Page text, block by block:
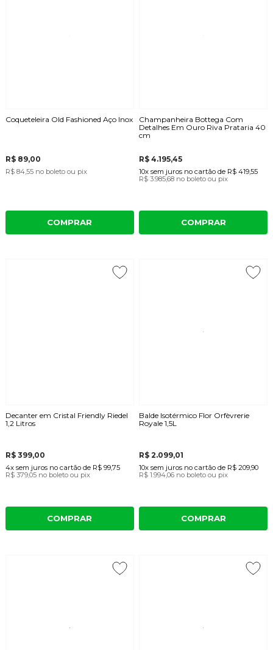
Coqueteleira Old Fashioned Aço Inox
R$ 89,00
R$ 84,55 no boleto ou pix
COMPRAR
Champanheira Bottega Com
Detalhes Em Ouro Riva Prataria 40
cm
R$ 4.195,45
10x sem juros no cartão de R$ 419,55
R$ 3.985,68 no boleto ou pix
COMPRAR
Decanter em Cristal Friendly Riedel
1,2 Litros
R$ 399,00
4x sem juros no cartãode R$ 99,75
R$ 379,05 no boleto ou pix
COMPRAR
Balde Isotérmico Flor Orfèvrerie
Royale 1,5L
R$ 2.099,01
10x sem juros no cartão de R$ 209,90
R$ 1.994,06 no boleto ou pix
COMPRAR